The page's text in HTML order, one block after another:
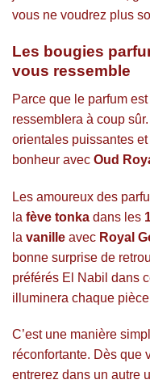
vous ne voudrez plus
Les bougies
vous ressemble
Parce que le parfum
ressemblera à coup
orientales puissantes et
bonheur avec Oud
Les amoureux des
la fève tonka dans les
la vanille avec Royal
bonne surprise de
préférés El Nabil dans
illuminera chaque
C’est une manière
réconfortante. Dès que
entrerez dans un autre